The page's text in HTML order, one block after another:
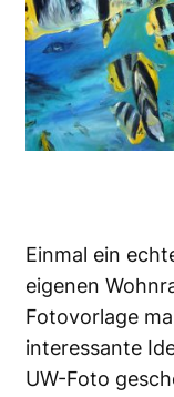
Einmal ein
eigenen
Fotovorlage
interessante
UW-Foto